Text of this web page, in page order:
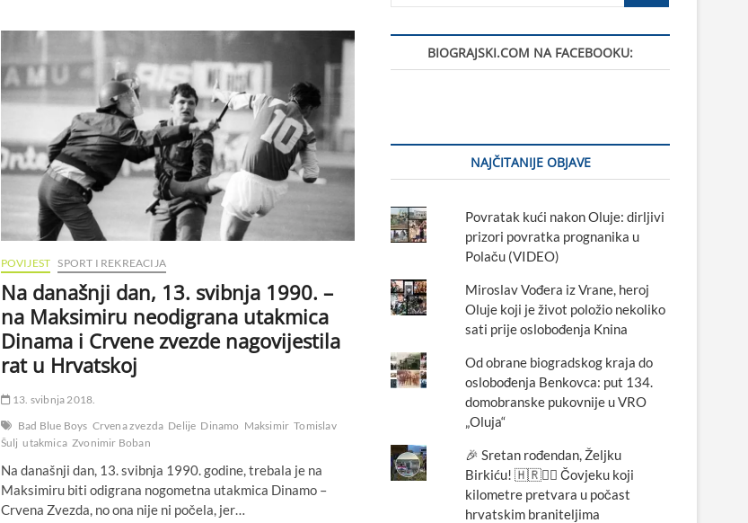
POVIJEST SPORT I REKREACIJA
Na današnji dan, 13. svibnja 1990. –
na Maksimiru neodigrana utakmica
Dinama i Crvene zvezde nagovijestila
rat u Hrvatskoj
13. svibnja 2018.
Bad Blue Boys Crvena zvezda Delije Dinamo Maksimir Tomislav
Šulj utakmica Zvonimir Boban
Na današnji dan, 13. svibnja 1990. godine, trebala je na
Maksimiru biti odigrana nogometna utakmica Dinamo –
Crvena Zvezda, no ona nije ni počela, jer…
BIOGRAJSKI.COM NA FACEBOOKU:
NAJČITANIJE OBJAVE
Povratak kući nakon Oluje: dirljivi
prizori povratka prognanika u
Polaču (VIDEO)
Miroslav Vođera iz Vrane, heroj
Oluje koji je život položio nekoliko
sati prije oslobođenja Knina
Od obrane biogradskog kraja do
oslobođenja Benkovca: put 134.
domobranske pukovnije u VRO
„Oluja“
🎉 Sretan rođendan, Željku
Birkiću! 🇭🇷🏃‍♂️ Čovjeku koji
kilometre pretvara u počast
hrvatskim braniteljima